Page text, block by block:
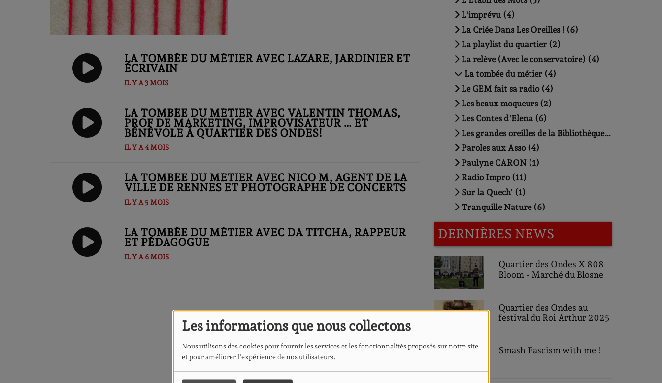
Les informations que nous collectons
Nous utilisons des cookies pour fournir les services et les fonctionnalités proposés sur notre site
et pour améliorer l'expérience de nos utilisateurs.
LA TOMBÉE DU MÉTIER AVEC LAZARE, JARDINIER ET
ÉCRIVAIN
IL Y A 3 MOIS
LA TOMBÉE DU MÉTIER AVEC VALENTIN THOMAS,
PROF DE MARKETING, IMPROVISATEUR … ET
BÉNÉVOLE À QUARTIER DES ONDES!
IL Y A 4 MOIS
LA TOMBÉE DU MÉTIER AVEC NICO M, AGENT DE LA
VILLE DE RENNES ET PHOTOGRAPHE DE CONCERTS
IL Y A 5 MOIS
LA TOMBÉE DU MÉTIER AVEC DA TITCHA, RAPPEUR
ET PÉDAGOGUE
IL Y A 6 MOIS
L'imprévu (4)
La Criée Dans Les Oreilles ! (6)
La playlist du quartier (2)
La relève (Avec le conservatoire) (4)
La tombée du métier (4)
Le GEM fait sa radio (4)
Les beaux moqueurs (2)
Les Contes d'Elena (6)
Les grandes oreilles de la Bibliothèque Triangle (3)
Paroles aux Asso (4)
Paulyne CARON (1)
Radio Impro (11)
Sur la Quech' (1)
Tranquille Nature (6)
DERNIÈRES NEWS
Quartier des Ondes X 808
Bloom - Marché du Blosne
Quartier des Ondes au
festival du Roi Arthur 2025
Smash Fascism with me !